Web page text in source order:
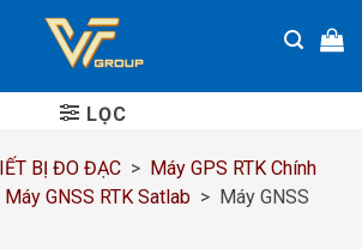
LỌC
BỊ ĐO ĐẠC > Máy GPS RTK Chính
Máy GNSS RTK Satlab > Máy GNSS